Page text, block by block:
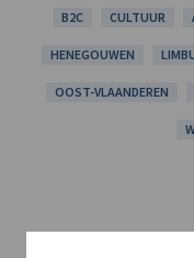
B2C CULTUUR
HENEGOUWEN
OOST-VLAANDEREN